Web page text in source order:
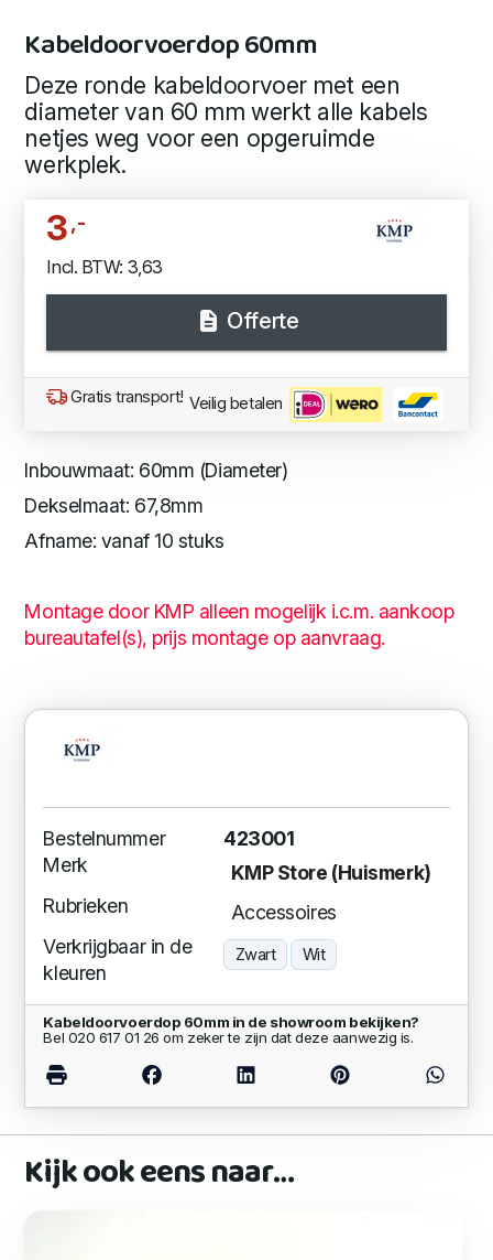
Kabeldoorvoerdop 60mm
Deze ronde kabeldoorvoer met een
diameter van 60 mm werkt alle kabels
netjes weg voor een opgeruimde
werkplek.
3,-
Incl. BTW: 3,63
Offerte
Gratis transport! Veilig betalen
Inbouwmaat: 60mm (Diameter)
Dekselmaat: 67,8mm
Afname: vanaf 10 stuks
Montage door KMP alleen mogelijk i.c.m. aankoop
bureautafel(s), prijs montage op aanvraag.
Bestelnummer
423001
Merk
KMP Store (Huismerk)
Rubrieken
Accessoires
Verkrijgbaar in de
kleuren
Zwart Wit
Kabeldoorvoerdop 60mm in de showroom bekijken?
Bel 020 617 01 26 om zeker te zijn dat deze aanwezig is.
Kijk ook eens naar…